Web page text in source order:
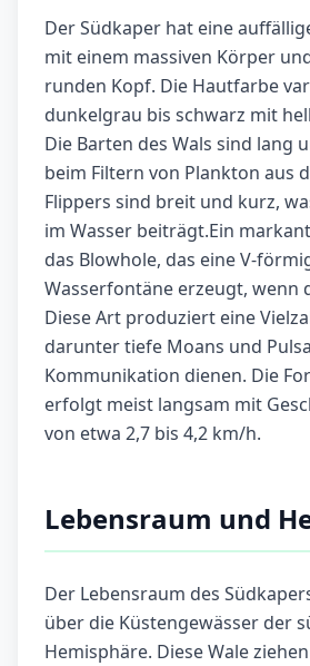
Der Südkaper hat eine
mit einem massiven Körper
runden Kopf. Die Hautfarbe
dunkelgrau bis schwarz mit
Die Barten des Wals sind lang
beim Filtern von Plankton aus
Flippers sind breit und kurz,
im Wasser beiträgt.Ein
das Blowhole, das eine V-
Wasserfontäne erzeugt, wenn
Diese Art produziert eine
darunter tiefe Moans und
Kommunikation dienen. Die
erfolgt meist langsam mit
von etwa 2,7 bis 4,2 km/h.
Lebensraum und
Der Lebensraum des
über die Küstengewässer der
Hemisphäre. Diese Wale